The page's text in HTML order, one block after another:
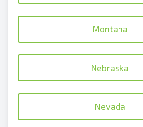
Montana
Nebraska
Nevada